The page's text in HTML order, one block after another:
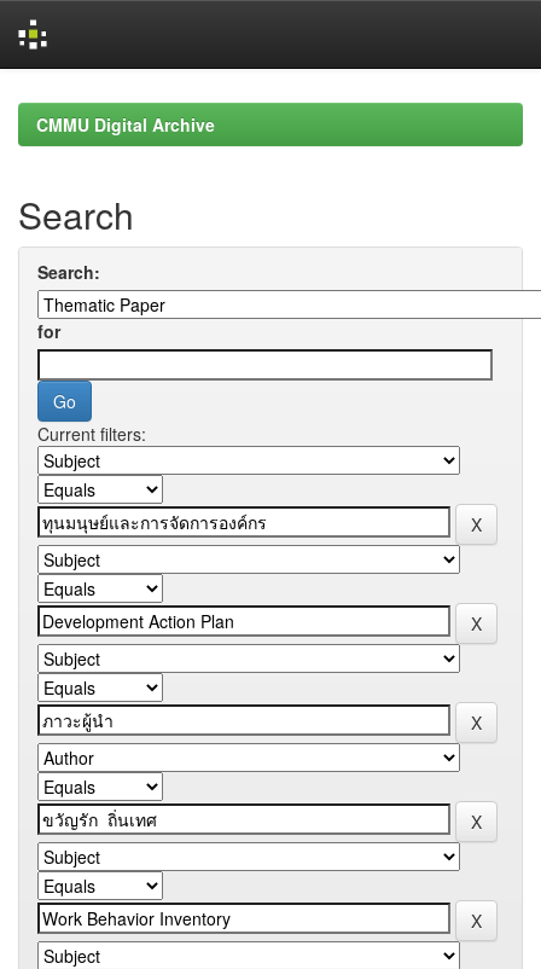
navigationCMMU Digital Archive
Search
Search:
for
Current filters: